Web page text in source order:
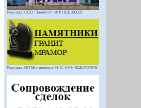
Реклама: ООО "Линия СК" ИНН 9111030039
Реклама: ИП Миляновская Н. С. ИНН 911104727675